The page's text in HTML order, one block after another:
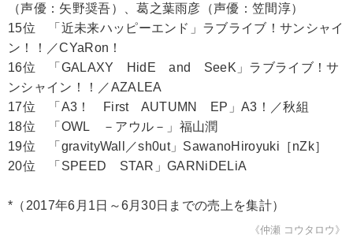
（声優：矢野奨吾）、葛之葉雨彦（声優：笠間淳）
15位 「近未来ハッピーエンド」ラブライブ！サンシャイ
ン！！／CYaRon！
16位 「GALAXY HidE and SeeK」ラブライブ！サ
ンシャイン！！／AZALEA
17位 「A3！ First AUTUMN EP」A3！／秋組
18位 「OWL －アウル－」福山潤
19位 「gravityWall／sh0ut」SawanoHiroyuki［nZk］
20位 「SPEED STAR」GARNiDELiA
*（2017年6月1日～6月30日までの売上を集計）
《仲瀬 コウタロウ》